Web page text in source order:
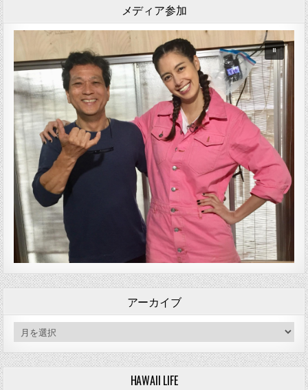
メディア参加
アーカイブ
アーカイブ
HAWAII LIFE